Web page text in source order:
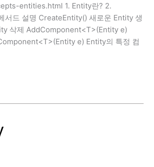
entities.html 1. Entity란? 2.
서드 설명 CreateEntity() 새로운 Entity 생
삭제 AddComponent<T>(Entity e)
e) Entity의 특정 컴